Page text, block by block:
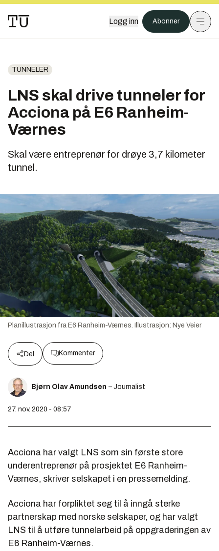
Logg inn Abonner
TUNNELER
LNS skal drive tunneler for
Acciona på E6 Ranheim-
Værnes
Skal være entreprenør for drøye 3,7 kilometer
tunnel.
Planillustrasjon fra E6 Ranheim-Værnes. Illustrasjon: Nye Veier
Del Kommenter
Bjørn Olav Amundsen – Journalist
27. nov. 2020 - 08:57
Acciona har valgt LNS som sin første store
underentreprenør på prosjektet E6 Ranheim-
Værnes, skriver selskapet i en pressemelding.
Acciona har forpliktet seg til å inngå sterke
partnerskap med norske selskaper, og har valgt
LNS til å utføre tunnelarbeid på oppgraderingen av
E6 Ranheim-Værnes.